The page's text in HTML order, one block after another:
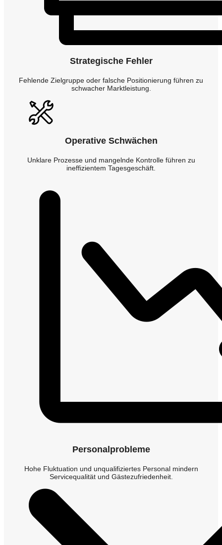
Strategische Fehler
Fehlende Zielgruppe oder falsche Positionierung führen zu
schwacher Marktleistung.
Operative Schwächen
Unklare Prozesse und mangelnde Kontrolle führen zu
ineffizientem Tagesgeschäft.
Personalprobleme
Hohe Fluktuation und unqualifiziertes Personal mindern
Servicequalität und Gästezufriedenheit.